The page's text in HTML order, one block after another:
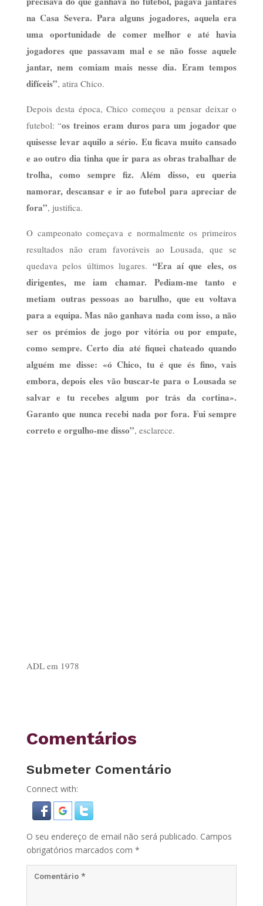
na Casa Severa. Para alguns jogadores, aquela era
uma oportunidade de comer melhor e até havia
jogadores que passavam mal e se não fosse aquele
jantar, nem comiam mais nesse dia. Eram tempos
difíceis”, atira Chico.
Depois desta época, Chico começou a pensar deixar o
futebol: “os treinos eram duros para um jogador que
quisesse levar aquilo a sério. Eu ficava muito cansado
e ao outro dia tinha que ir para as obras trabalhar de
trolha, como sempre fiz. Além disso, eu queria
namorar, descansar e ir ao futebol para apreciar de
fora”, justifica.
O campeonato começava e normalmente os primeiros
resultados não eram favoráveis ao Lousada, que se
quedava pelos últimos lugares. “Era aí que eles, os
dirigentes, me iam chamar. Pediam-me tanto e
metiam outras pessoas ao barulho, que eu voltava
para a equipa. Mas não ganhava nada com isso, a não
ser os prémios de jogo por vitória ou por empate,
como sempre. Certo dia até fiquei chateado quando
alguém me disse: «ó Chico, tu é que és fino, vais
embora, depois eles vão buscar-te para o Lousada se
salvar e tu recebes algum por trás da cortina».
Garanto que nunca recebi nada por fora. Fui sempre
correto e orgulho-me disso”, esclarece.
ADL em 1978
Comentários
Submeter Comentário
Connect with:
O seu endereço de email não será publicado. Campos
obrigatórios marcados com *